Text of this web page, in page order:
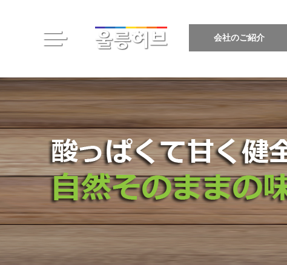
会社のご紹介